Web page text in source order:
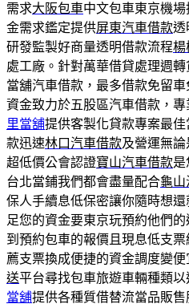
需求大阪包車中文包車東京機
金需求鑑定提供屏東汽車借款透
研發監製好商量透明借款流程楊
處工廠。針對萬華借貸處理週轉
當舖汽車借款，最多借款免留
資金致力於五股區汽車借款，
里當舖提供客製化貸款專案最
款迅速林口汽車借款及營運無
超低價公會認證寶山汽車借款是
台北當鋪我們都會盡量配合龜山
保人手續息低保密讓你隨時想還
足您的資金要東京玩預約他們
到預約包車的報價且現息低支
薦支票換成便捷的資金調度變
送平台尋找包車旅遊車輛種類
當舖提供各種質借替流當品販